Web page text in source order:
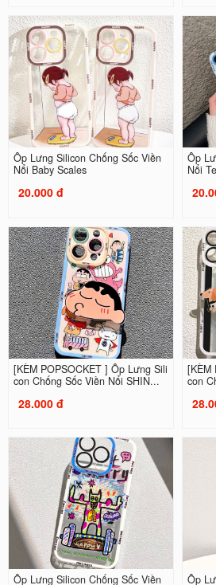
Ốp Lưng Silicon Chống Sốc Viền
Nổi Baby Scales
20.000 đ
Ốp
Nổi
[KÈM POPSOCKET ] Ốp Lưng Sili
con Chống Sốc Viền Nổi SHIN...
28.000 đ
[KÈM
con
Ốp Lưng Silicon Chống Sốc Viền
Ốp